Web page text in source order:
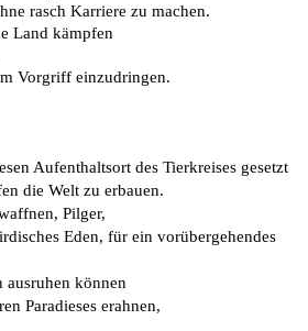
rasch Karriere zu machen.
Land kämpfen
Vorgriff einzudringen.
Aufenthaltsort des Tierkreises gesetzt
die Welt zu erbauen.
Pilger,
Eden, für ein vorübergehendes
ausruhen können
Paradieses erahnen,